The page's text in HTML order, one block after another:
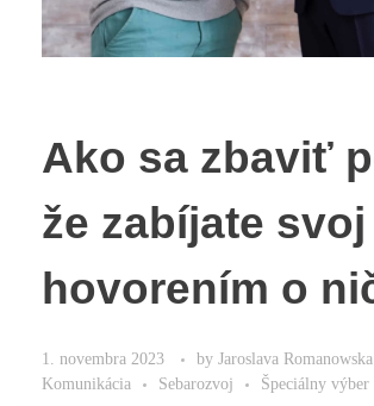
Ako sa zbaviť
že zabíjate
hovorením o
1. novembra 2023 by Jaroslava Romanowska
Komunikácia
Sebarozvoj Špeciálny výber